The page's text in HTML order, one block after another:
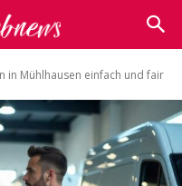
in Mühlhausen einfach und fair